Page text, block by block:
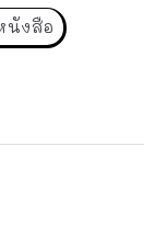
นังสือ